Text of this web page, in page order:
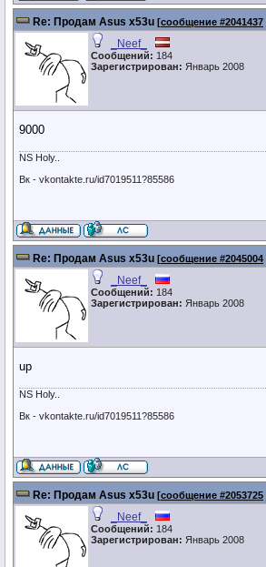
Re: Продам Asus x53u [сообщение #2041437
_Neef_
Сообщений: 184
Зарегистрирован: Январь 2008
9000
NS Holy..
Вк - vkontakte.ru/id7019511?85586
Re: Продам Asus x53u [сообщение #2045004
_Neef_
Сообщений: 184
Зарегистрирован: Январь 2008
up
NS Holy..
Вк - vkontakte.ru/id7019511?85586
Re: Продам Asus x53u [сообщение #2053725
_Neef_
Сообщений: 184
Зарегистрирован: Январь 2008